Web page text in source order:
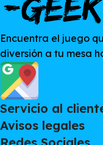
Encuentra el juego
diversión a tu mesa
Servicio al
Avisos legales